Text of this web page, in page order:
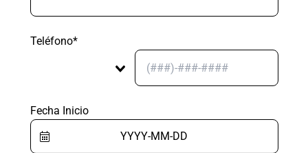
Teléfono*
Fecha Inicio